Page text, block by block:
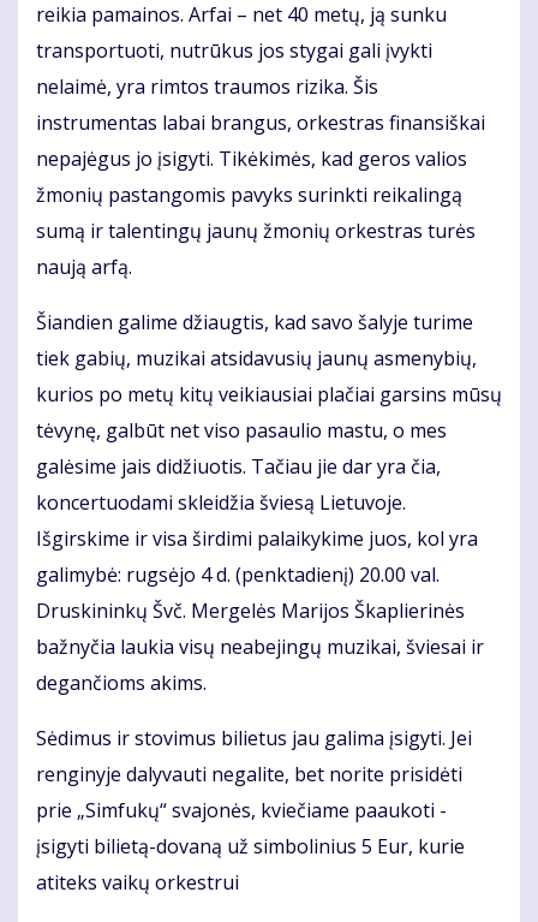
reikia pamainos. Arfai – net 40 metų, ją sunku
transportuoti, nutrūkus jos stygai gali įvykti
nelaimė, yra rimtos traumos rizika. Šis
instrumentas labai brangus, orkestras finansiškai
nepajėgus jo įsigyti. Tikėkimės, kad geros valios
žmonių pastangomis pavyks surinkti reikalingą
sumą ir talentingų jaunų žmonių orkestras turės
naują arfą.
Šiandien galime džiaugtis, kad savo šalyje turime
tiek gabių, muzikai atsidavusių jaunų asmenybių,
kurios po metų kitų veikiausiai plačiai garsins mūsų
tėvynę, galbūt net viso pasaulio mastu, o mes
galėsime jais didžiuotis. Tačiau jie dar yra čia,
koncertuodami skleidžia šviesą Lietuvoje.
Išgirskime ir visa širdimi palaikykime juos, kol yra
galimybė: rugsėjo 4 d. (penktadienį) 20.00 val.
Druskininkų Švč. Mergelės Marijos Škaplierinės
bažnyčia laukia visų neabejingų muzikai, šviesai ir
degančioms akims.
Sėdimus ir stovimus bilietus jau galima įsigyti. Jei
renginyje dalyvauti negalite, bet norite prisidėti
prie „Simfukų“ svajonės, kviečiame paaukoti -
įsigyti bilietą-dovaną už simbolinius 5 Eur, kurie
atiteks vaikų orkestrui